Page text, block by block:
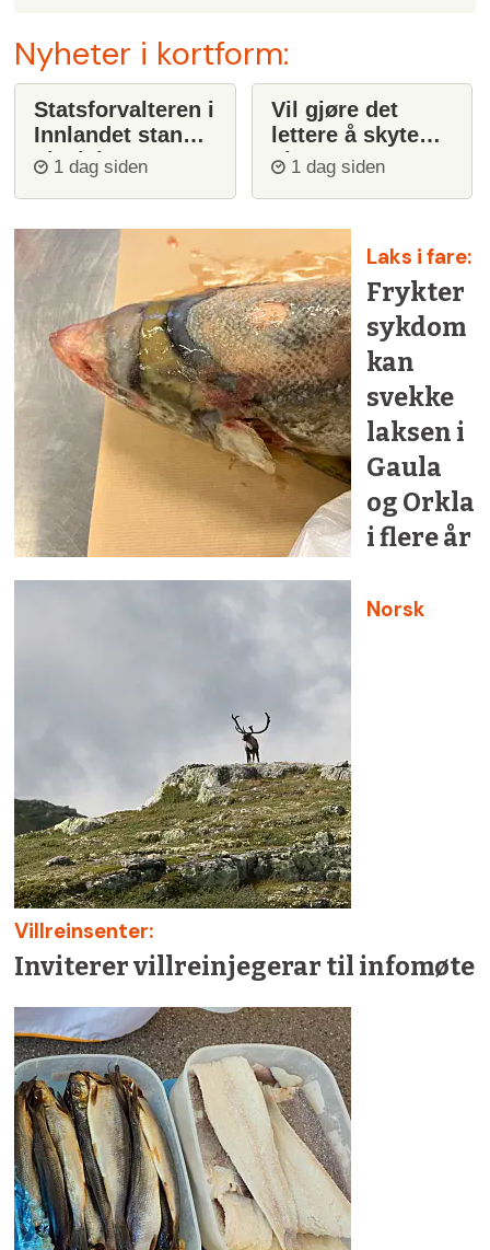
Nyheter i kortform:
Statsforvalteren i
Innlandet stanser
ulvejakt
1 dag siden
Vil gjøre det
lettere å skyte
ulv1 dag siden
Laks i fare:
Frykter
sykdom
kan
svekke
laksen i
Gaula
og Orkla
i flere år
Norsk
Villreinsenter:
Inviterer villreinjegerar til infomøte